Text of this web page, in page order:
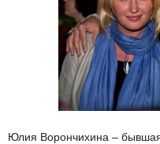
Юлия Ворончихина –